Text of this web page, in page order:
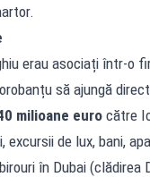
erau asociați într-o
să ajungă
milioane euro către
excursii de lux, bani,
în Dubai (clădirea